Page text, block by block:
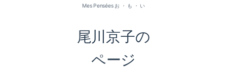
尾川京子の
ページ
Mes Pensées お ・ も ・ い